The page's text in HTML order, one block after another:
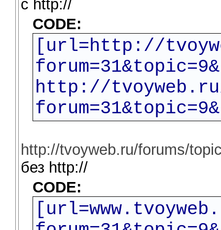
c http://
CODE:
[url=http://
http://
http://tvoyweb.ru/forums/
без http://
CODE: